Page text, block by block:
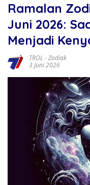
Ramalan
Juni 2026:
Menjadi
TROL -Zodiak
3 Juni 2026